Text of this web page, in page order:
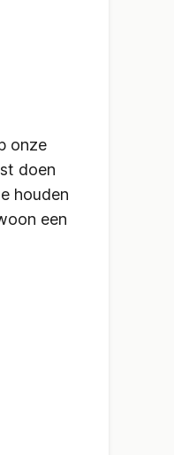
onze
doen
houden
een